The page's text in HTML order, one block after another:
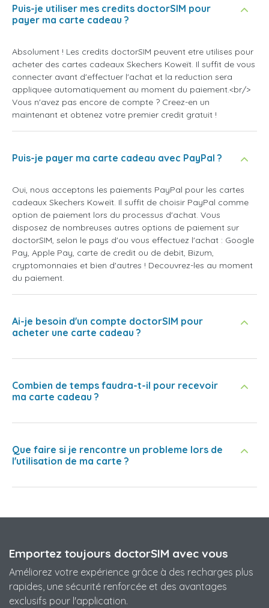
Puis-je utiliser mes credits doctorSIM pour
payer ma carte cadeau ?
Absolument ! Les credits doctorSIM peuvent etre utilises pour
acheter des cartes cadeaux Skechers Koweït. Il suffit de vous
connecter avant d'effectuer l'achat et la reduction sera
appliquee automatiquement au moment du paiement.<br/>
Vous n'avez pas encore de compte ? Creez-en un
maintenant et obtenez votre premier credit gratuit !
Puis-je payer ma carte cadeau avec PayPal ?
Oui, nous acceptons les paiements PayPal pour les cartes
cadeaux Skechers Koweït. Il suffit de choisir PayPal comme
option de paiement lors du processus d'achat. Vous
disposez de nombreuses autres options de paiement sur
doctorSIM, selon le pays d'ou vous effectuez l'achat : Google
Pay, Apple Pay, carte de credit ou de debit, Bizum,
cryptomonnaies et bien d'autres ! Decouvrez-les au moment
du paiement.
Ai-je besoin d'un compte doctorSIM pour
acheter une carte cadeau ?
Combien de temps faudra-t-il pour recevoir
ma carte cadeau ?
Que faire si je rencontre un probleme lors de
l'utilisation de ma carte ?
Emportez toujours doctorSIM avec vous
Améliorez votre expérience grâce à des recharges plus
rapides, une sécurité renforcée et des avantages
exclusifs pour l'application.